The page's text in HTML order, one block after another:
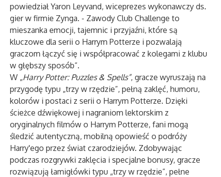
powiedział Yaron Leyvand, wiceprezes wykonawczy ds.
gier w firmie Zynga. - Zawody Club Challenge to
mieszanka emocji, tajemnic i przyjaźni, które są
kluczowe dla serii o Harrym Potterze i pozwalają
graczom łączyć się i współpracować z kolegami z klubu
w głębszy sposób”.
W „Harry Potter: Puzzles & Spells”, gracze wyruszają na
przygodę typu „trzy w rzędzie”, pełną zaklęć, humoru,
kolorów i postaci z serii o Harrym Potterze. Dzięki
ścieżce dźwiękowej i nagraniom lektorskim z
oryginalnych filmów o Harrym Potterze, fani mogą
śledzić autentyczną, mobilną opowieść o podróży
Harry'ego przez świat czarodziejów. Zdobywając
podczas rozgrywki zaklęcia i specjalne bonusy, gracze
rozwiązują łamigłówki typu „trzy w rzędzie”, pełne